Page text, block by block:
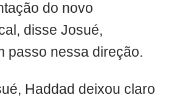
do novo
disse Josué,
passo nessa direção.
Haddad deixou claro